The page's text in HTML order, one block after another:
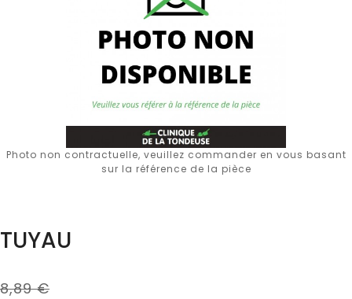
Photo non contractuelle, veuillez commander en vous basant
sur la référence de la pièce
TUYAU
8,89 €